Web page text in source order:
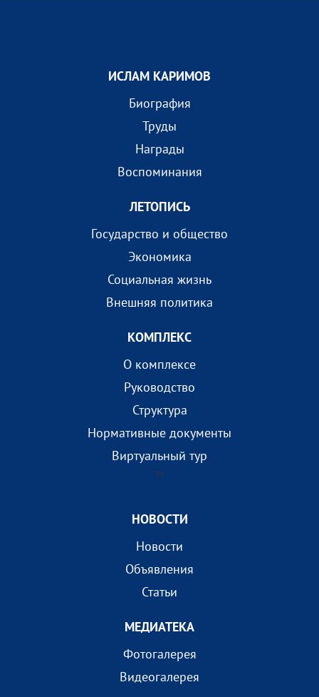
ИСЛАМ КАРИМОВ
Биография
Труды
Награды
Воспоминания
ЛЕТОПИСЬ
Государство и общество
Экономика
Социальная жизнь
Внешняя политика
КОМПЛEКС
О комплексе
Руководство
Структура
Нормативные документы
Виртуальный тур
?>
НОВОСТИ
Новости
Объявления
Статьи
МEДИАТEКА
Фотогалерея
Видеогалерея